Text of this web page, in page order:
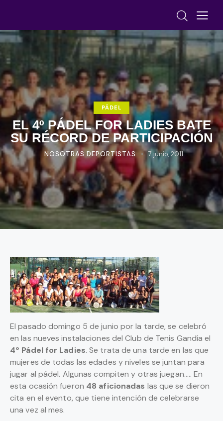
PÁDEL
EL 4º PÁDEL FOR LADIES BATE
SU RÉCORD DE PARTICIPACIÓN
NOSOTRAS DEPORTISTAS 7 junio, 2011
El pasado domingo 5 de junio por la tarde, se celebró
en las nueves instalaciones del Club de Tenis Gandía el
4º Pádel for Ladies. Se trata de una tarde en las que
mujeres de todas las edades y niveles se juntan para
jugar al pádel. Algunas compiten y otras juegan….. En
esta ocasión fueron 48 aficionadas las que se dieron
cita en el evento, que tiene intención de celebrarse
una vez al mes.